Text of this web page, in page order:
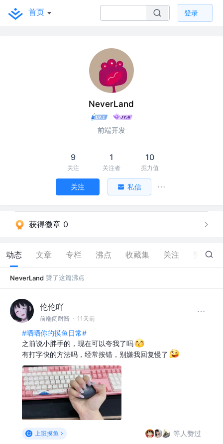
首页 登录
NeverLand
前端开发
9
关注
1
关注者
10
掘力值
关注 私信
获得徽章 0
动态 文章 专栏 沸点 收藏集 关注 40
NeverLand 赞了这篇沸点
伦伦吖
前端阔耐酱 · 11天前
#晒晒你的摸鱼日常#
之前说小胖手的，现在可以夸我了吗
有打字快的方法吗，经常按错，别嫌我回复慢了
上班摸鱼 等人赞过